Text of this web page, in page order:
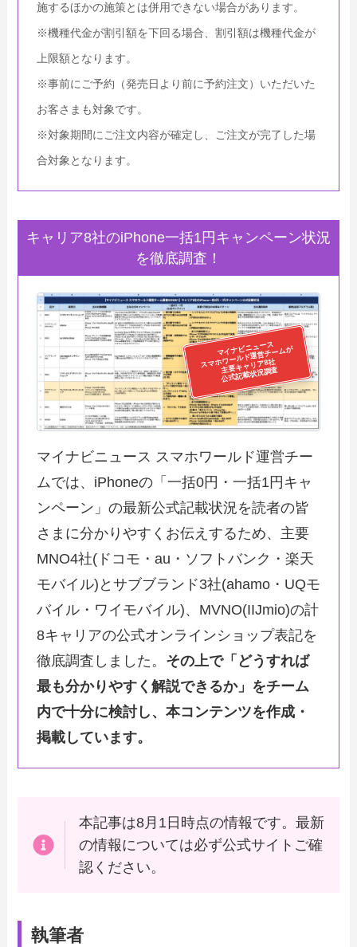
施するほかの施策とは併用できない場合があります。
※機種代金が割引額を下回る場合、割引額は機種代金が
上限額となります。
※事前にご予約（発売日より前に予約注文）いただいた
お客さまも対象です。
※対象期間にご注文内容が確定し、ご注文が完了した場
合対象となります。
キャリア8社のiPhone一括1円キャンペーン状況
を徹底調査！
マイナビニュース
スマホワールド運営チームが
主要キャリア8社
公式記載状況調査
マイナビニュース スマホワールド運営チー
ムでは、iPhoneの「一括0円・一括1円キャ
ンペーン」の最新公式記載状況を読者の皆
さまに分かりやすくお伝えするため、主要
MNO4社(ドコモ・au・ソフトバンク・楽天
モバイル)とサブブランド3社(ahamo・UQモ
バイル・ワイモバイル)、MVNO(IIJmio)の計
8キャリアの公式オンラインショップ表記を
徹底調査しました。 その上で「どうすれば
最も分かりやすく解説できるか」をチーム
内で十分に検討し、本コンテンツを作成・
掲載しています。
本記事は8月1日時点の情報です。最新
の情報については必ず公式サイトご確
認ください。
執筆者